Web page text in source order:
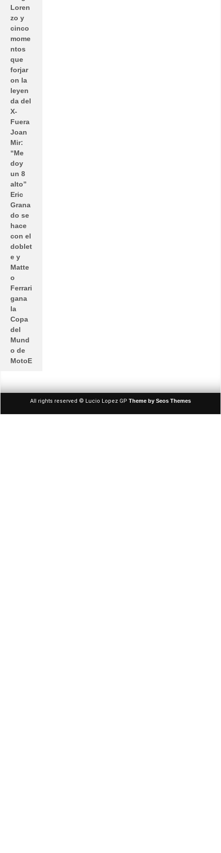
Loren
zo y
cinco
mome
ntos
que
forjar
on la
leyen
da del
X-
Fuera
Joan
Mir:
“Me
doy
un 8
alto”
Eric
Grana
do se
hace
con el
doblet
e y
Matte
o
Ferrari
gana
la
Copa
del
Mund
o de
MotoE
All rights reserved © Lucio Lopez GP Theme by Seos Themes